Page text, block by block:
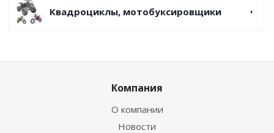
Квадроциклы, мотобуксировщики
Компания
О компании
Новости